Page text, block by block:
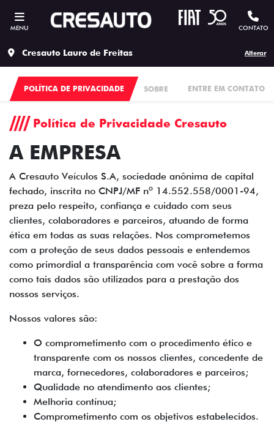
MENU CONTATO
Cresauto Lauro de Freitas Alterar
SOBRE
POLÍTICA DE PRIVACIDADE ENTRE EM CONTATO
Política de Privacidade Cresauto
A EMPRESA
A Cresauto Veículos S.A, sociedade anônima de capital
fechado, inscrita no CNPJ/MF nº 14.552.558/0001-94,
preza pelo respeito, confiança e cuidado com seus
clientes, colaboradores e parceiros, atuando de forma
ética em todas as suas relações. Nos comprometemos
com a proteção de seus dados pessoais e entendemos
como primordial a transparência com você sobre a forma
como tais dados são utilizados para a prestação dos
nossos serviços.
Nossos valores são:
O comprometimento com o procedimento ético e
transparente com os nossos clientes, concedente de
marca, fornecedores, colaboradores e parceiros;
Qualidade no atendimento aos clientes;
Melhoria contínua;
Comprometimento com os objetivos estabelecidos.